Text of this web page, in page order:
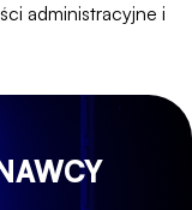
administracyjne i